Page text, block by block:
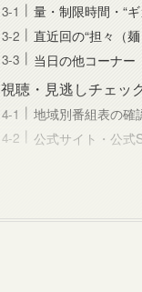
量・制限時間・“
直近回の“担々（
当日の他コーナー
視聴・見逃しチェッ
地域別番組表の確
公式サイト・公式